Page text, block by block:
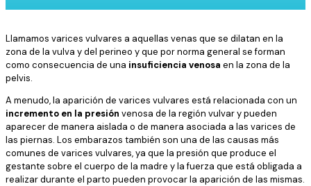
Llamamos varices vulvares a aquellas venas que se dilatan en la
zona de la vulva y del perineo y que por norma general se forman
como consecuencia de una insuficiencia venosa en la zona de la
pelvis.
A menudo, la aparición de varices vulvares está relacionada con un
incremento en la presión venosa de la región vulvar y pueden
aparecer de manera aislada o de manera asociada a las varices de
las piernas. Los embarazos también son una de las causas más
comunes de varices vulvares, ya que la presión que produce el
gestante sobre el cuerpo de la madre y la fuerza que está obligada a
realizar durante el parto pueden provocar la aparición de las mismas.